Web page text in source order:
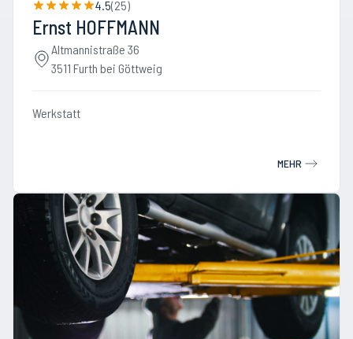
4.5(25)
Ernst HOFFMANN
Altmannistraße 36
3511 Furth bei Göttweig
Werkstatt
MEHR